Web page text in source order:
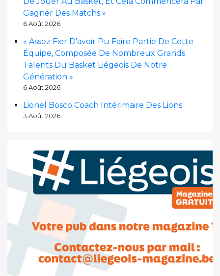
Gagner Des Matchs »
6 Août 2026
« Assez Fier D’avoir Pu Faire Partie De Cette
Équipe, Composée De Nombreux Grands
Talents Du Basket Liégeois De Notre
Génération »
6 Août 2026
Lionel Bosco Coach Intérimaire Des Lions
3 Août 2026